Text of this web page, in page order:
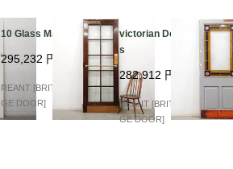
10 Glass Mahogany
295,232 円
REANT [BRITISH VINTA
GE DOOR]
victorian Double Glas
s
282,912 円
REANT [BRITISH VINTA
GE DOOR]